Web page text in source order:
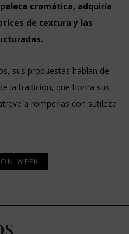
cromática, adquiría
de textura y las
sus propuestas hablan de
la tradición, que honra sus
a romperlas con sutileza
WEEK